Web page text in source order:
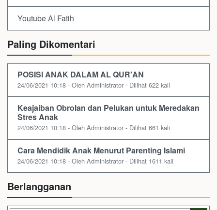
Youtube Al Fatih
Paling Dikomentari
POSISI ANAK DALAM AL QUR'AN
24/06/2021 10:18 - Oleh Administrator - Dilihat 622 kali
Keajaiban Obrolan dan Pelukan untuk Meredakan
Stres Anak
24/06/2021 10:18 - Oleh Administrator - Dilihat 661 kali
Cara Mendidik Anak Menurut Parenting Islami
24/06/2021 10:18 - Oleh Administrator - Dilihat 1611 kali
Berlangganan